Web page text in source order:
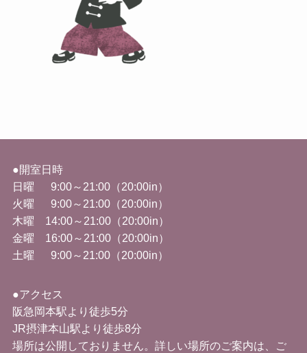
●開室日時
日曜 9:00～21:00（20:00in）
火曜 9:00～ 21:00（20:00in）
木曜 14:00～ 21:00（20:00in）
金曜 16:00～ 21:00（20:00in）
土曜 9:00～ 21:00（20:00in）
●アクセス
阪急岡本駅より徒歩5分
JR摂津本山駅より徒歩8分
場所は公開しておりません。詳しい場所のご案内は、ご